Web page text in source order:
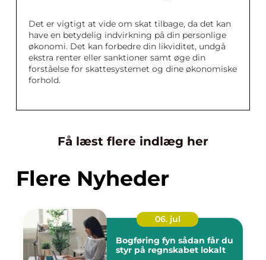
Det er vigtigt at vide om skat tilbage, da det kan
have en betydelig indvirkning på din personlige
økonomi. Det kan forbedre din likviditet, undgå
ekstra renter eller sanktioner samt øge din
forståelse for skattesystemet og dine økonomiske
forhold.
Få læst flere indlæg her
Flere Nyheder
06. jul
Bogføring fyn sådan får du
styr på regnskabet lokalt